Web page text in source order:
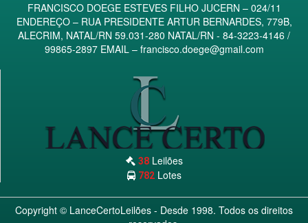
FRANCISCO DOEGE ESTEVES FILHO JUCERN – 024/11
ENDEREÇO – RUA PRESIDENTE ARTUR BERNARDES, 779B,
ALECRIM, NATAL/RN 59.031-280 NATAL/RN - 84-3223-4146 /
99865-2897 EMAIL – francisco.doege@gmail.com
38 Leilões
782 Lotes
Copyright © LanceCertoLeilões - Desde 1998. Todos os direitos